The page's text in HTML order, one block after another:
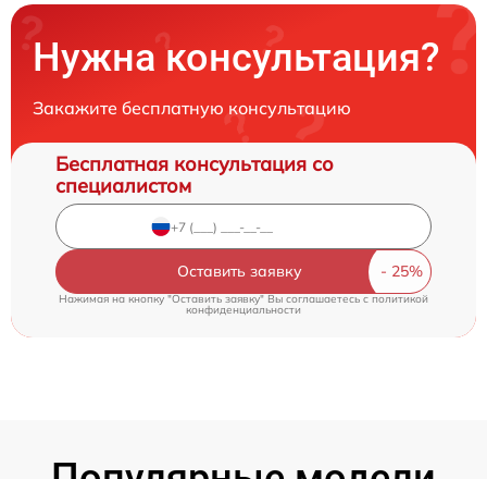
Нужна консультация?
Закажите бесплатную консультацию
Бесплатная консультация со
специалистом
Оставить заявку
Нажимая на кнопку "Оставить заявку" Вы соглашаетесь cполитикой
конфиденциальности